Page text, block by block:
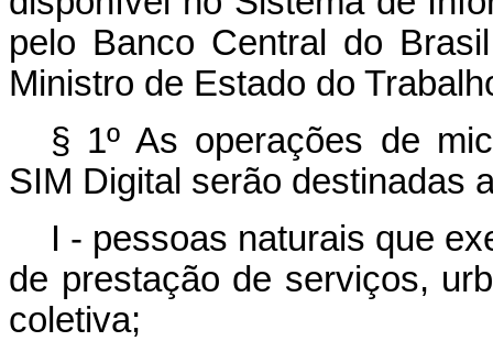
pelo Banco Central do
Ministro de Estado do
§ 1º As operações de
SIM Digital serão destinadas
I - pessoas naturais que
de prestação de serviços,
coletiva;